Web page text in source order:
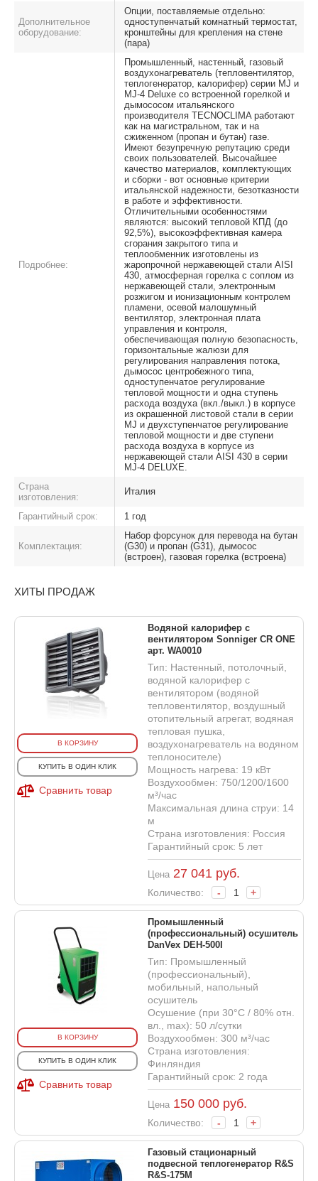
Дополнительное
оборудование:
Опции, поставляемые отдельно:
одноступенчатый комнатный термостат,
кронштейны для крепления на стене
(пара)
Подробнее:
Промышленный, настенный, газовый
воздухонагреватель (тепловентилятор,
теплогенератор, калорифер) серии MJ и
MJ-4 Deluxe со встроенной горелкой и
дымососом итальянского
производителя TECNOCLIMA работают
как на магистральном, так и на
сжиженном (пропан и бутан) газе.
Имеют безупречную репутацию среди
своих пользователей. Высочайшее
качество материалов, комплектующих
и сборки - вот основные критерии
итальянской надежности, безотказности
в работе и эффективности.
Отличительными особенностями
являются: высокий тепловой КПД (до
92,5%), высокоэффективная камера
сгорания закрытого типа и
теплообменник изготовлены из
жаропрочной нержавеющей стали AISI
430, атмосферная горелка с соплом из
нержавеющей стали, электронным
розжигом и ионизационным контролем
пламени, осевой малошумный
вентилятор, электронная плата
управления и контроля,
обеспечивающая полную безопасность,
горизонтальные жалюзи для
регулирования направления потока,
дымосос центробежного типа,
одноступенчатое регулирование
тепловой мощности и одна ступень
расхода воздуха (вкл./выкл.) в корпусе
из окрашенной листовой стали в серии
MJ и двухступенчатое регулирование
тепловой мощности и две ступени
расхода воздуха в корпусе из
нержавеющей стали AISI 430 в серии
MJ-4 DELUXE.
Страна
изготовления:
Италия
Гарантийный срок: 1 год
Комплектация:
Набор форсунок для перевода на бутан
(G30) и пропан (G31), дымосос
(встроен), газовая горелка (встроена)
ХИТЫ ПРОДАЖ
В КОРЗИНУ
КУПИТЬ В ОДИН КЛИК
Сравнить товар
Водяной калорифер с
вентилятором Sonniger CR ONE
арт. WA0010
Тип: Настенный, потолочный,
водяной калорифер с
вентилятором (водяной
тепловентилятор, воздушный
отопительный агрегат, водяная
тепловая пушка,
воздухонагреватель на водяном
теплоносителе)
Мощность нагрева: 19 кВт
Воздухообмен: 750/1200/1600
м³/час
Максимальная длина струи: 14
м
Страна изготовления: Россия
Гарантийный срок: 5 лет
Цена 27 041 руб.
Количество: - +
В КОРЗИНУ
КУПИТЬ В ОДИН КЛИК
Сравнить товар
Промышленный
(профессиональный) осушитель
DanVex DEH-500I
Тип: Промышленный
(профессиональный),
мобильный, напольный
осушитель
Осушение (при 30°С / 80% отн.
вл., max): 50 л/сутки
Воздухообмен: 300 м³/час
Страна изготовления:
Финляндия
Гарантийный срок: 2 года
Цена 150 000 руб.
Количество: - +
Газовый стационарный
подвесной теплогенератор R&S
R&S-175M